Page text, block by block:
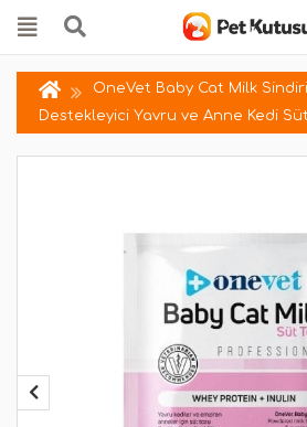
OneVet Baby Cat Milk
Destekleyici Yavru ve Anne Kedi